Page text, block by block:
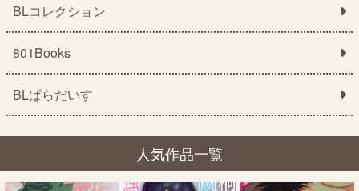
BLコレクション
801Books
BLぱらだいす
人気作品一覧